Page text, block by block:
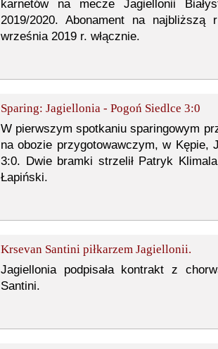
karnetów na mecze Jagiellonii
2019/2020. Abonament na
września 2019 r. włącznie.
Sparing: Jagiellonia - Pogoń Siedlce 3:0
W pierwszym spotkaniu sparingowym
na obozie przygotowawczym, w Kępie,
3:0. Dwie bramki strzelił Patryk
Łapiński.
Krsevan Santini piłkarzem Jagiellonii.
Jagiellonia podpisała kontrakt z
Santini.